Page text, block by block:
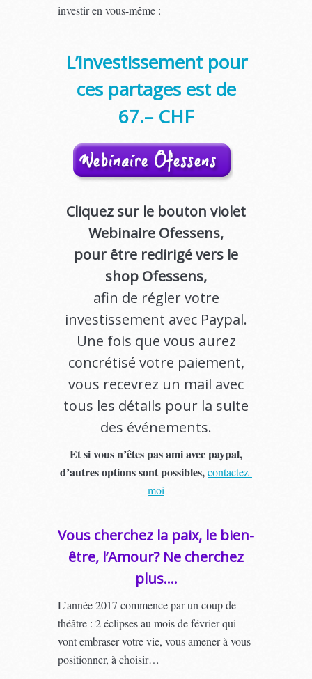
investir en vous-même :
L’investissement pour
ces partages est de
67.– CHF
Cliquez sur le bouton violet
Webinaire Ofessens,
pour être redirigé vers le
shop Ofessens,
afin de régler votre
investissement avec Paypal.
Une fois que vous aurez
concrétisé votre paiement,
vous recevrez un mail avec
tous les détails pour la suite
des événements.
Et si vous n’êtes pas ami avec paypal,
d’autres options sont possibles,contactez-
moi
Vous cherchez la paix, le bien-
être, l’Amour? Ne cherchez
plus….
L’année 2017 commence par un coup de
théâtre : 2 éclipses au mois de février qui
vont embraser votre vie, vous amener à vous
positionner, à choisir…